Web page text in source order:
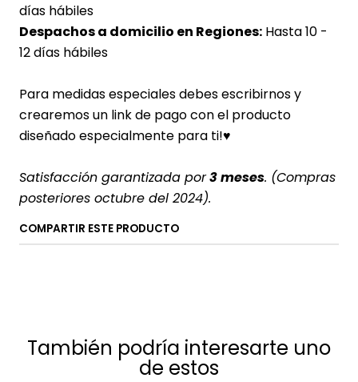
días hábiles
Despachos a domicilio en Regiones: Hasta 10 -
12 días hábiles
Para medidas especiales debes escribirnos y
crearemos un link de pago con el producto
diseñado especialmente para ti!♥
Satisfacción garantizada por3 meses. (Compras
posteriores octubre del 2024).
COMPARTIR ESTE PRODUCTO
También podría interesarte uno
de estos